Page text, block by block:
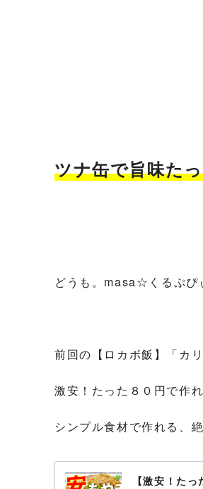
ツナ缶で旨味た
どうも。masa☆くるぷぴ
前回の【ロカボ飯】「カ
激安！たった８０円で作
シンプル食材で作れる、
【激安！た